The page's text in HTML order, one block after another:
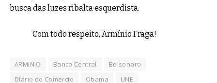
busca das luzes ribalta esquerdista.
Com todo respeito, Armínio Fraga!
ARMINIO Banco Central
Bolsonaro
Diário do Comércio
Obama UNE